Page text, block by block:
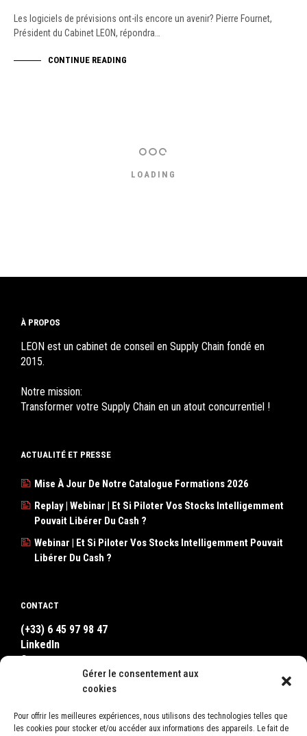
Gérer le consentement aux
cookies
Pour offrir les meilleures expériences, nous utilisons des technologies telles que
les cookies pour stocker et/ou accéder aux informations des appareils. Le fait de
Les logiciels de prévisions ont-ils encore un avenir? Pierre Fournet,
Président du Cabinet LEON, répondra…
CONTINUE READING
LOADING
À PROPOS
LEON est un cabinet de conseil en Supply Chain fondé en
2015.
Notre mission:
Transformer votre Supply Chain en un atout concurrentiel !
ACTUALITÉ ET PRESSE
Mise À Jour De Notre Catalogue Formations 2026
Replay | Webinar | Et Si Piloter Vos Stocks Intelligemment
Pouvait Libérer Du Cash ?
Webinar | Et Si Piloter Vos Stocks Intelligemment Pouvait
Libérer Du Cash ?
CONTACT
(+33) 6 45 97 98 47
LinkedIn
Contact
OÙ NOUS TROUVER ?